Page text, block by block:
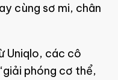
cùng sơ mi, chân
Uniqlo, các cô
phóng cơ thể,